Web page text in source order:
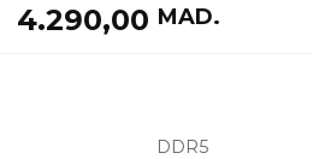
Le
4.990,00 MAD..
4.290,00 MAD.
DDR5